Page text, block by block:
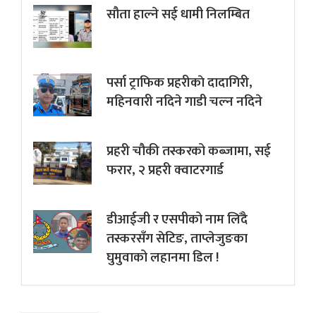
सौता हाल्ने सई धामी निलम्बित
पर्सा ट्राफिक प्रहरीकाे दादागिरी,
महिनवारी नदिने गाडी चल्न नदिने
प्रहरी चौकी तस्करको कब्जामा, सई
फरार, २ प्रहरी क्वाटरगार्ड
डीआईजी र एसपीको नाम लिँदै
तस्करसँग सेटिङ, ताप्लेजुङका
घुमुवाको लहानमा डिल !